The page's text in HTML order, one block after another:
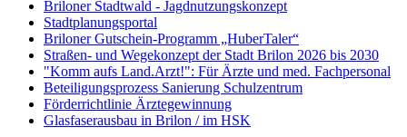
Briloner Stadtwald - Jagdnutzungskonzept
Stadtplanungsportal
Briloner Gutschein-Programm „HuberTaler“
Straßen- und Wegekonzept der Stadt Brilon 2026 bis 2030
"Komm aufs Land.Arzt!": Für Ärzte und med. Fachpersonal
Beteiligungsprozess Sanierung Schulzentrum
Förderrichtlinie Ärztegewinnung
Glasfaserausbau in Brilon / im HSK